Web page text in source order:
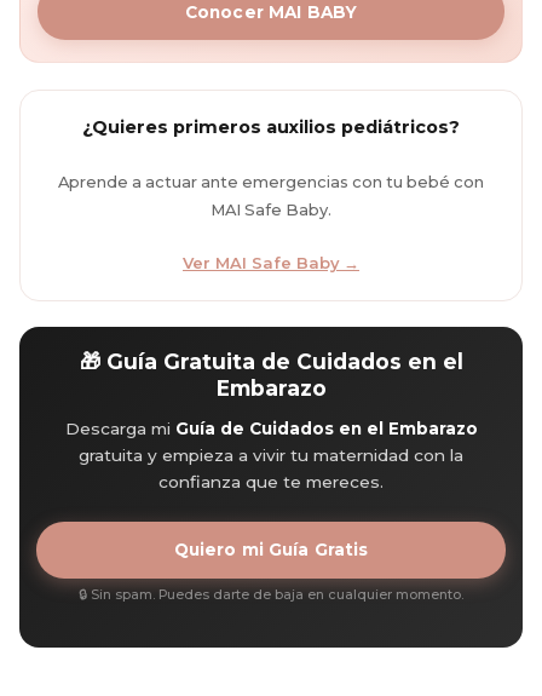
Conocer MAI BABY
¿Quieres primeros auxilios pediátricos?
Aprende a actuar ante emergencias con tu bebé con
MAI Safe Baby.
Ver MAI Safe Baby →
🎁 Guía Gratuita de Cuidados en el
Embarazo
Descarga mi Guía de Cuidados en el Embarazo
gratuita y empieza a vivir tu maternidad con la
confianza que te mereces.
Quiero mi Guía Gratis
🔒 Sin spam. Puedes darte de baja en cualquier momento.